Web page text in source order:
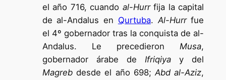
el año 716, cuando al-Hurrfija la capital
de al-Andalus en Qurtuba.Al-Hurrfue
el 4º gobernador tras la conquista de al-
Andalus. Le precedieronMusa,
gobernador árabe deIfriqiya y del
Magrebdesde el año 698;Abd al-Aziz,